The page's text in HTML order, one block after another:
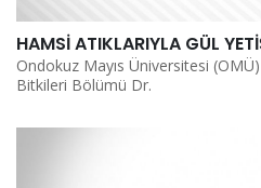
HAMSİ ATIKLARIYLA GÜL
Ondokuz Mayıs Üniversitesi
Bitkileri Bölümü Dr.